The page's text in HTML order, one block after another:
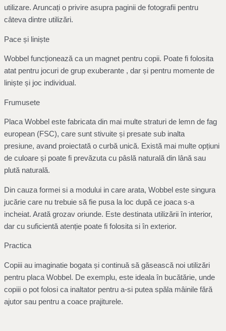
utilizare. Aruncați o privire asupra paginii de fotografii pentru
câteva dintre utilizări.
Pace și liniște
Wobbel funcționează ca un magnet pentru copii. Poate fi folosita
atat pentru jocuri de grup exuberante , dar și pentru momente de
liniște și joc individual.
Frumusete
Placa Wobbel este fabricata din mai multe straturi de lemn de fag
european (FSC), care sunt stivuite și presate sub inalta
presiune, avand proiectată o curbă unică. Există mai multe opțiuni
de culoare și poate fi prevăzuta cu pâslă naturală din lână sau
plută naturală.
Din cauza formei si a modului in care arata, Wobbel este singura
jucărie care nu trebuie să fie pusa la loc după ce joaca s-a
incheiat. Arată grozav oriunde. Este destinata utilizării în interior,
dar cu suficientă atenție poate fi folosita si în exterior.
Practica
Copiii au imaginatie bogata și continuă să găsească noi utilizări
pentru placa Wobbel. De exemplu, este ideala în bucătărie, unde
copiii o pot folosi ca inaltator pentru a-si putea spăla mâinile fără
ajutor sau pentru a coace prajiturele.